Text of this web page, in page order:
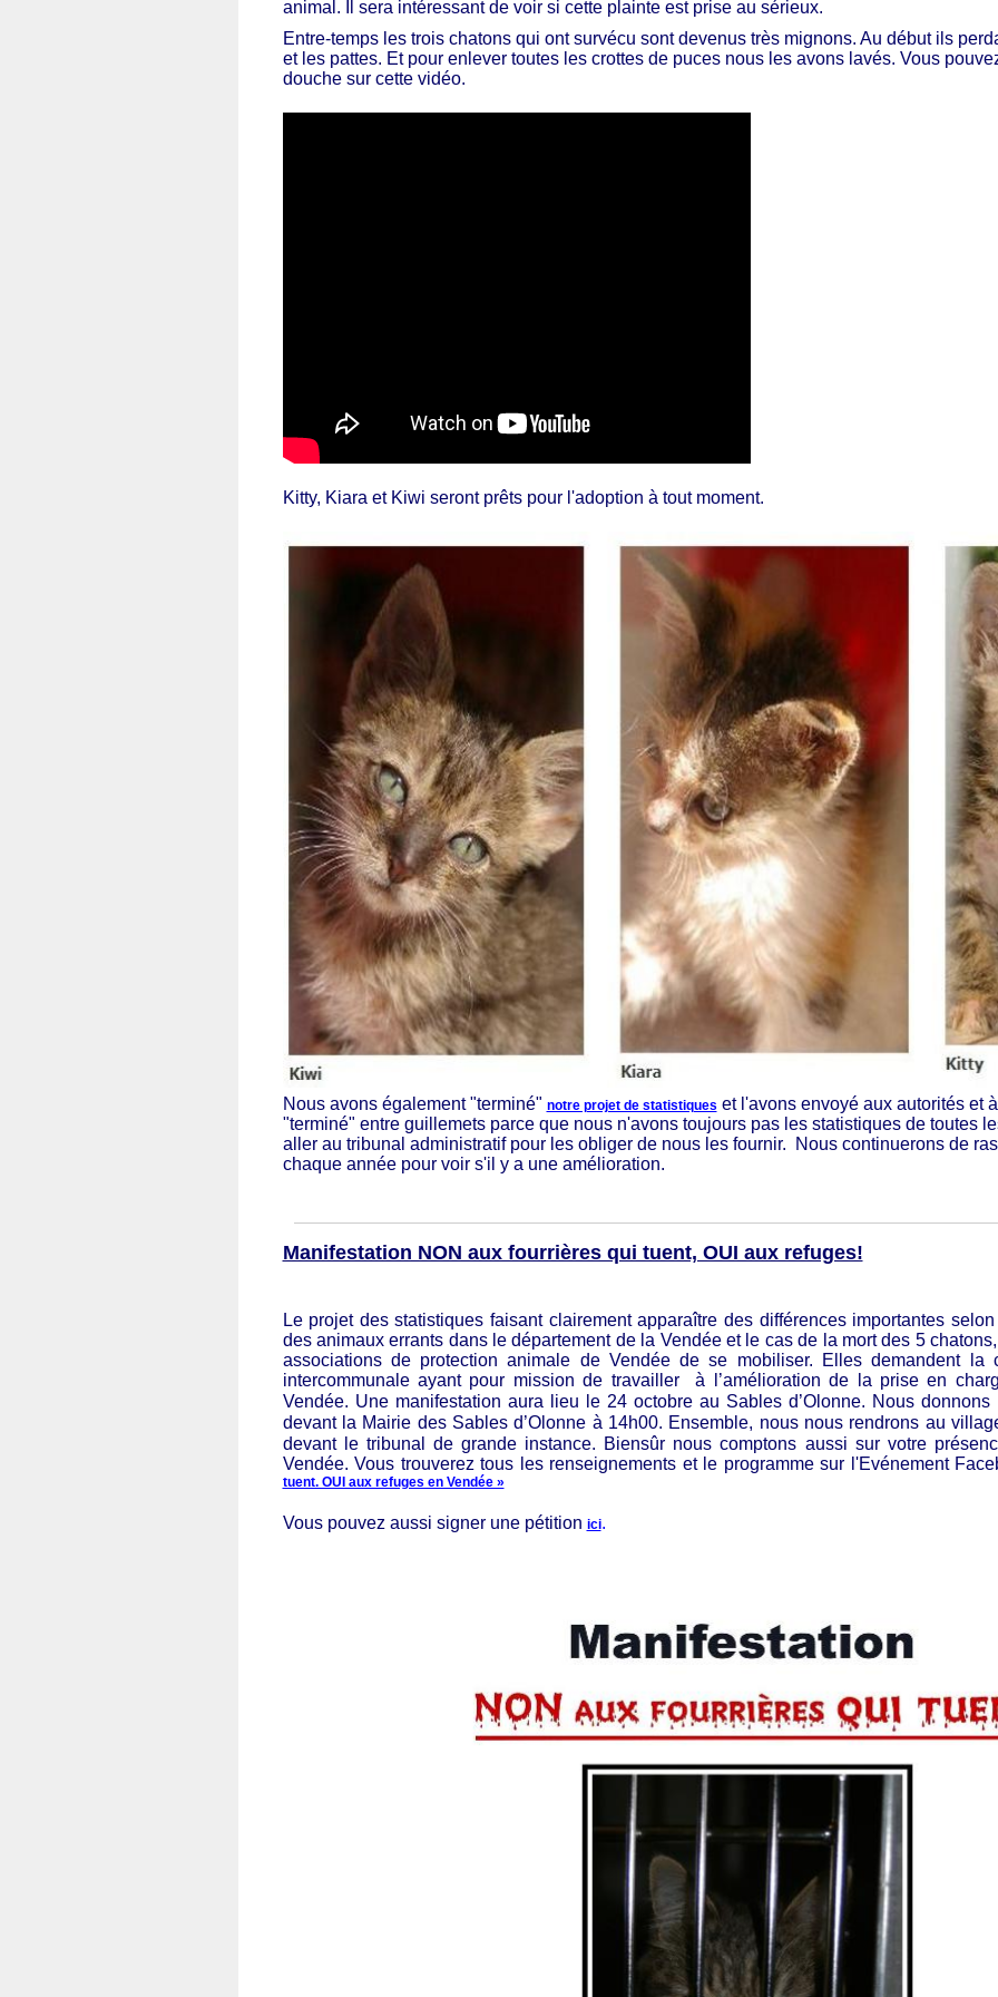
animal. Il sera intéressant de voir si cette plainte est prise au sérieux.
Entre-temps les trois chatons qui ont survécu sont devenus très mignons. Au début i ls
et les pattes. Et pour enlever toutes les crottes de puces nous les avons lavés. Vous
douche sur cette vidéo.
Kitty, Kiara et Kiwi seront prêts pour l'adoption à tout moment.
Nous avons également "terminé" notre projet de statistiques et l'avons envoyé aux autorités et
"terminé" entre guillemets parce que nous n'avons toujours pas les statistiques de toutes
aller au tribunal administratif pour les obliger de nous les fournir. Nous continuerons de
chaque année pour voir s'il y a une amélioration.
Manifestation NON aux fourrières qui tuent, OUI aux refuges!
Le projet des statistiques faisant clairement apparaître des différences importantes
des animaux errants dans le département de la Vendée etle cas de la mort des 5
associations de protection animale de Vendée de se mobiliser.
Elles demandent la
intercommunale ayant pour mission de travailler
à l’amélioration de la prise en
Vendée. Une manifestation aura lieu le 24 octobre au Sables d’Olonne. Nous donnons
devant la Mairie des Sables d’Olonne à 14h00. Ensemble, nous nous rendrons au
devant le tribunal de grande instance. Biensûr nous comptons aussi sur votre
Vendée.Vous trouverez tous les renseignements et le programme sur l'Evénement
tuent. OUI aux refuges en Vendée »
Vous pouvez aussi signer une pétition ici.